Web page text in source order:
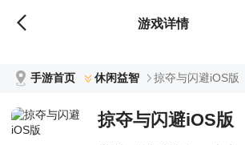
游戏详情
手游首页 休闲益智 掠夺与闪避iOS版
掠夺与闪避iOS版